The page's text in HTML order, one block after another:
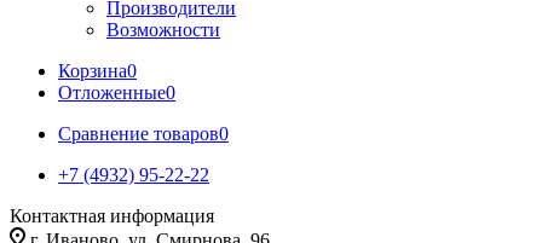
Производители
Возможности
Корзина0
Отложенные0
Сравнение товаров0
+7 (4932) 95-22-22
Контактная информация